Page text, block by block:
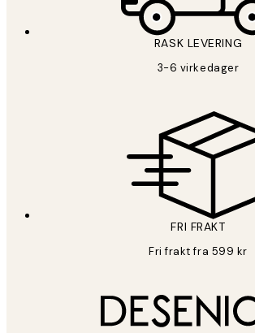
RASK LEVERING
3-6 virkedager
FRI FRAKT
Fri frakt fra 599 kr